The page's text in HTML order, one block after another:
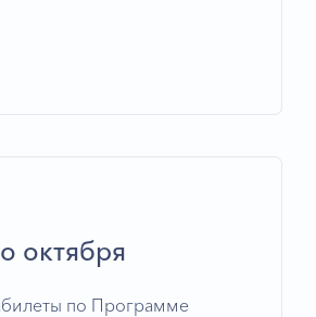
октября
по Программе